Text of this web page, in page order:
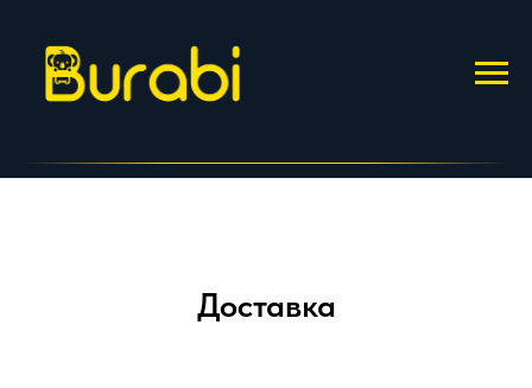
Доставка